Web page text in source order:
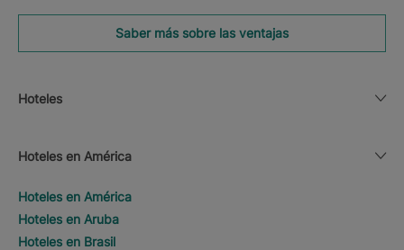
Saber más sobre las ventajas
Hoteles
Hoteles en América
Hoteles en América
Hoteles en Aruba
Hoteles en Brasil